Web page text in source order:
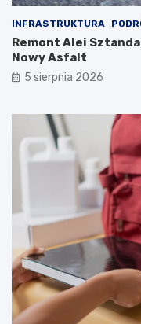
INFRASTRUKTURA
Remont Alei
Nowy Asfalt
5 sierpnia 2026